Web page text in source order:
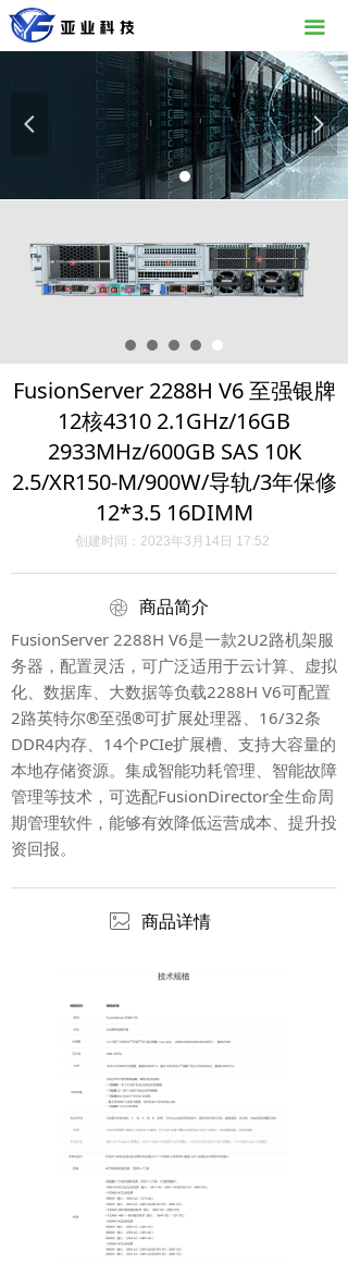
끀
넳 넲
FusionServer 2288H V6 至强银牌
12核4310 2.1GHz/16GB
2933MHz/600GB SAS 10K
2.5/XR150-M/900W/导轨/3年保修
12*3.5 16DIMM
商品简介
创建时间： 2023年3月14日 17:52
FusionServer 2288H V6是一款2U2路机架服
务器，配置灵活，可广泛适用于云计算、虚拟
化、数据库、大数据等负载2288H V6可配置
2路英特尔®至强®可扩展处理器、16/32条
DDR4内存、14个PCIe扩展槽、支持大容量的
本地存储资源。集成智能功耗管理、智能故障
管理等技术，可选配FusionDirector全生命周
期管理软件，能够有效降低运营成本、提升投
资回报。
商品详情
ꁵ
ꂈ